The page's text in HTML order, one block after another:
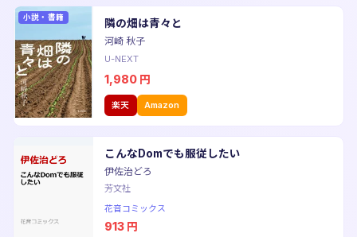
小説・書籍 隣の畑は青々と
河崎 秋子
U-NEXT
1,980 円
楽天 Amazon
こんなDomでも服従したい
伊佐治どろ
芳文社
花音コミックス
913 円